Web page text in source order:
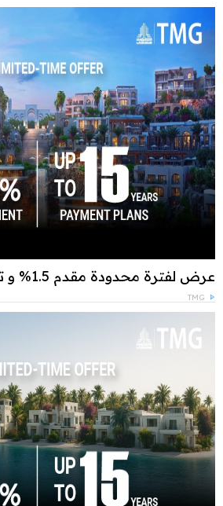
عرض لفترة محدودة مقدم 1.5% و تقسيط علي 15 سنة
TMG